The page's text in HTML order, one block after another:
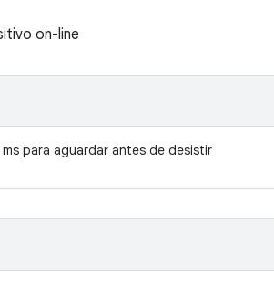
on-line
para aguardar antes de desistir